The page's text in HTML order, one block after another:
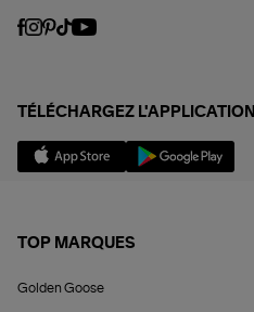
TÉLÉCHARGEZ L'APPLICATION
TOP MARQUES
Golden Goose